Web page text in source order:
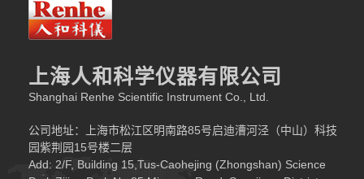
上海人和科学仪器有限公司
Shanghai Renhe Scientific Instrument Co., Ltd.
公司地址：上海市松江区明南路85号启迪漕河泾（中山）科技
园紫荆园15号楼二层
Add: 2/F, Building 15,Tus-Caohejing (Zhongshan) Science